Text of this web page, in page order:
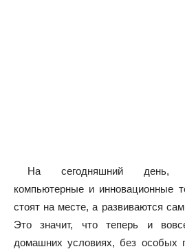
На сегодняшний день,
компьютерные и инновационные
стоят на месте, а развиваются
Это значит, что теперь и
домашних условиях, без особых